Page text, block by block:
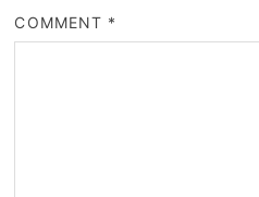
COMMENT *